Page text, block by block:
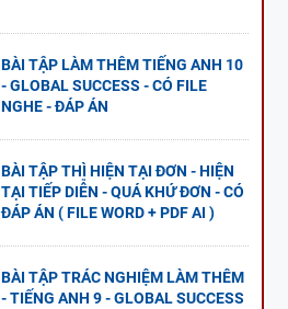
BÀI TẬP LÀM THÊM TIẾNG ANH 10
- GLOBAL SUCCESS - CÓ FILE
NGHE - ĐÁP ÁN
BÀI TẬP THÌ HIỆN TẠI ĐƠN - HIỆN
TẠI TIẾP DIỄN - QUÁ KHỨ ĐƠN - CÓ
ĐÁP ÁN ( FILE WORD + PDF AI )
BÀI TẬP TRÁC NGHIỆM LÀM THÊM
- TIẾNG ANH 9 - GLOBAL SUCCESS